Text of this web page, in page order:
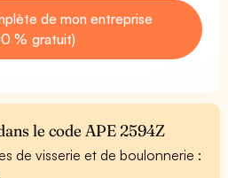
de mon entreprise
% gratuit)
le code APE 2594Z
de visserie et de boulonnerie :